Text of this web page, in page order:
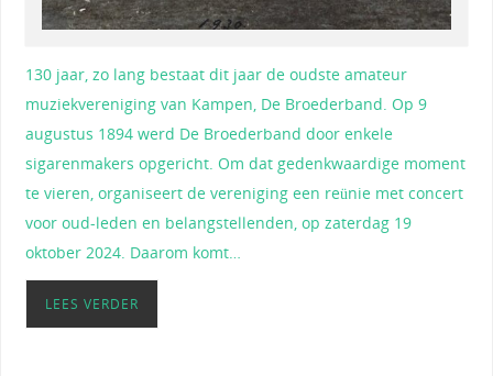
130 jaar, zo lang bestaat dit jaar de oudste amateur
muziekvereniging van Kampen, De Broederband. Op 9
augustus 1894 werd De Broederband door enkele
sigarenmakers opgericht. Om dat gedenkwaardige moment
te vieren, organiseert de vereniging een reünie met concert
voor oud-leden en belangstellenden, op zaterdag 19
oktober 2024. Daarom komt…
LEES VERDER